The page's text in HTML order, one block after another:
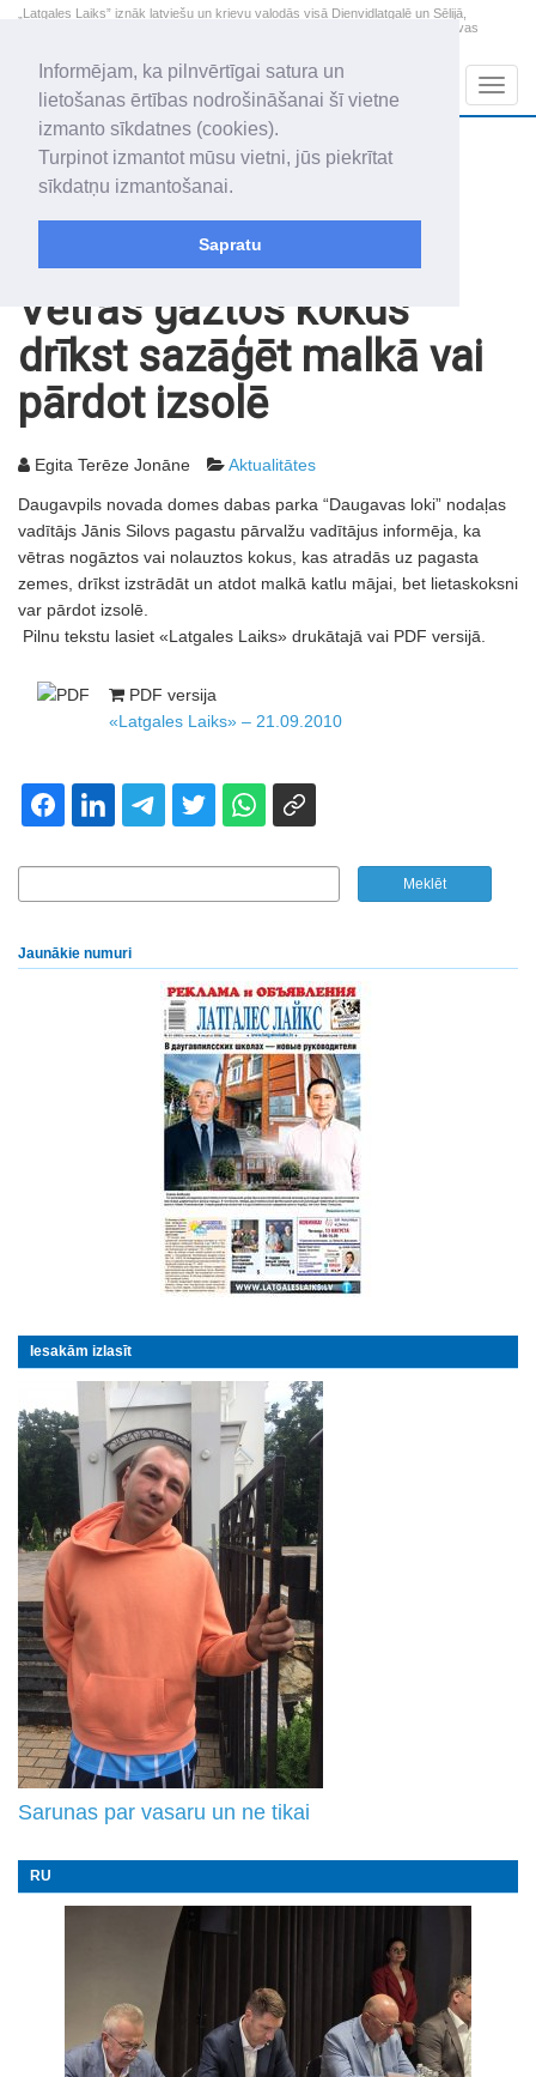
Informējam, ka pilnvērtīgai satura un
lietošanas ērtības nodrošināšanai šī vietne
izmanto sīkdatnes (cookies).
Turpinot izmantot mūsu vietni, jūs piekrītat
sīkdatņu izmantošanai.
Sapratu
„Latgales Laiks” iznāk latviešu un krievu valodās visā Dienvidlatgalē un Sēlijā,
„Latgales Laiks” latviešu valodā aptver Daugavpils valstspilsētu, Augšdaugavas
2026. gada 8. augusts
Sestdiena
Mudīte, Vladislava, Vladislavs
+13.4
Vētras gāztos kokus
drīkst sazāģēt malkā vai
pārdot izsolē
Egita Terēze Jonāne Aktualitātes
Daugavpils novada domes dabas parka “Daugavas loki” nodaļas
vadītājs Jānis Silovs pagastu pārvalžu vadītājus informēja, ka
vētras nogāztos vai nolauztos kokus, kas atradās uz pagasta
zemes, drīkst izstrādāt un atdot malkā katlu mājai, bet lietaskoksni
var pārdot izsolē.
Pilnu tekstu lasiet «Latgales Laiks» drukātajā vai PDF versijā.
PDF versija
«Latgales Laiks» – 21.09.2010
Jaunākie numuri
Iesakām izlasīt
Sarunas par vasaru un ne tikai
RU